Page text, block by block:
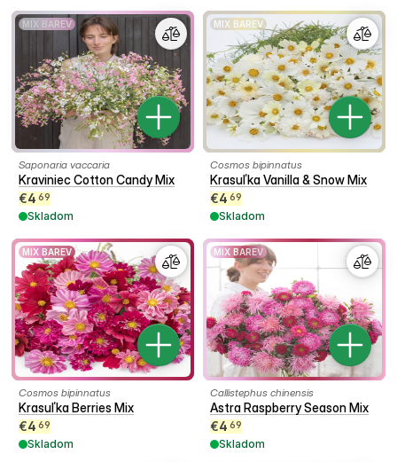
MIX BAREV
Saponaria vaccaria
Kraviniec Cotton Candy Mix
€4 69
Skladom
MIX BAREV
Cosmos bipinnatus
Krasuľka Vanilla & Snow Mix
€4 69
Skladom
MIX BAREV
Cosmos bipinnatus
Krasuľka Berries Mix
€4 69
Skladom
MIX BAREV
Callistephus chinensis
Astra Raspberry Season Mix
€4 69
Skladom